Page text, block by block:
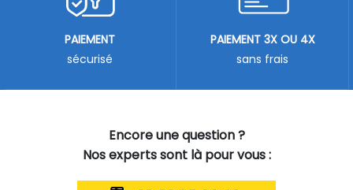
Encore une question ?
Nos experts sont là pour vous :
PAIEMENT
sécurisé
PAIEMENT 3X OU 4X
sans frais